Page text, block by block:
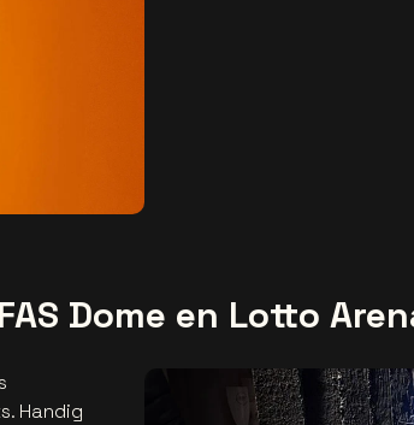
Dome en Lotto
Handig